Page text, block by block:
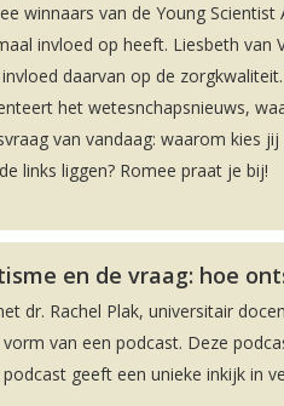
winnaars van de Young
invloed op heeft. Liesbeth van
daarvan op de
het wetesnchapsnieuws,
van vandaag: waarom kies
links liggen? Romee praat je bij!
en de vraag: hoe
dr. Rachel Plak, universitair
van een podcast. Deze
geeft een unieke inkijk in